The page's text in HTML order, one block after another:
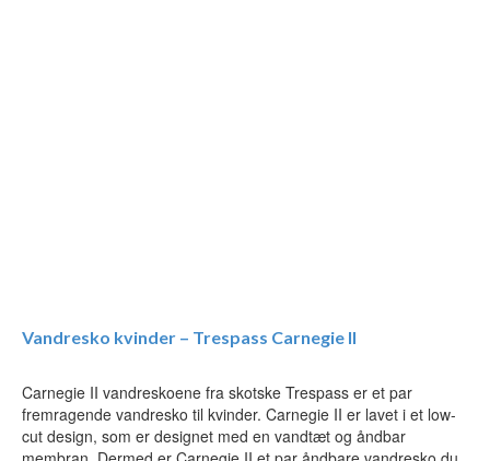
Vandresko kvinder – Trespass Carnegie II
Carnegie II vandreskoene fra skotske Trespass er et par
fremragende vandresko til kvinder. Carnegie II er lavet i et low-
cut design, som er designet med en vandtæt og åndbar